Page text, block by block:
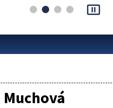
pause_presentation